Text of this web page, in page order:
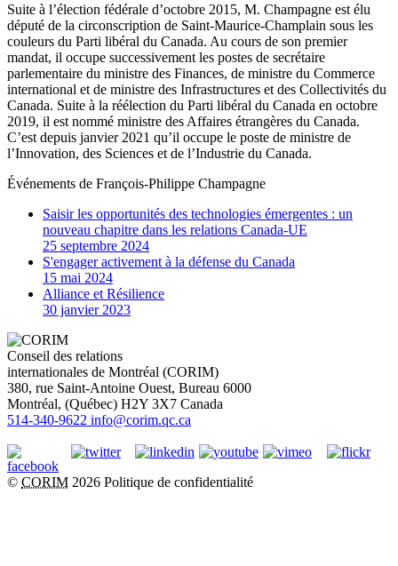
Suite à l’élection fédérale d’octobre 2015, M. Champagne est élu
député de la circonscription de Saint-Maurice-Champlain sous les
couleurs du Parti libéral du Canada. Au cours de son premier
mandat, il occupe successivement les postes de secrétaire
parlementaire du ministre des Finances, de ministre du Commerce
international et de ministre des Infrastructures et des Collectivités du
Canada. Suite à la réélection du Parti libéral du Canada en octobre
2019, il est nommé ministre des Affaires étrangères du Canada.
C’est depuis janvier 2021 qu’il occupe le poste de ministre de
l’Innovation, des Sciences et de l’Industrie du Canada.
Événements de François-Philippe Champagne
Saisir les opportunités des technologies émergentes : un
nouveau chapitre dans les relations Canada-UE
25 septembre 2024
S'engager activement à la défense du Canada
15 mai 2024
Alliance et Résilience
30 janvier 2023
Conseil des relations
internationales de Montréal (CORIM)
380, rue Saint-Antoine Ouest, Bureau 6000
Montréal, (Québec) H2Y 3X7 Canada
514-340-9622 info@corim.qc.ca
© CORIM 2026 Politique de confidentialité